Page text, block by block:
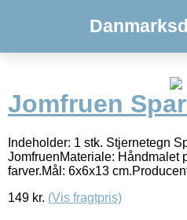
Jomfruen
Indeholder: 1 stk. Stjernetegn
JomfruenMateriale: Håndmalet
farver.Mål: 6x6x13
149 kr. (Vis fragtpris)